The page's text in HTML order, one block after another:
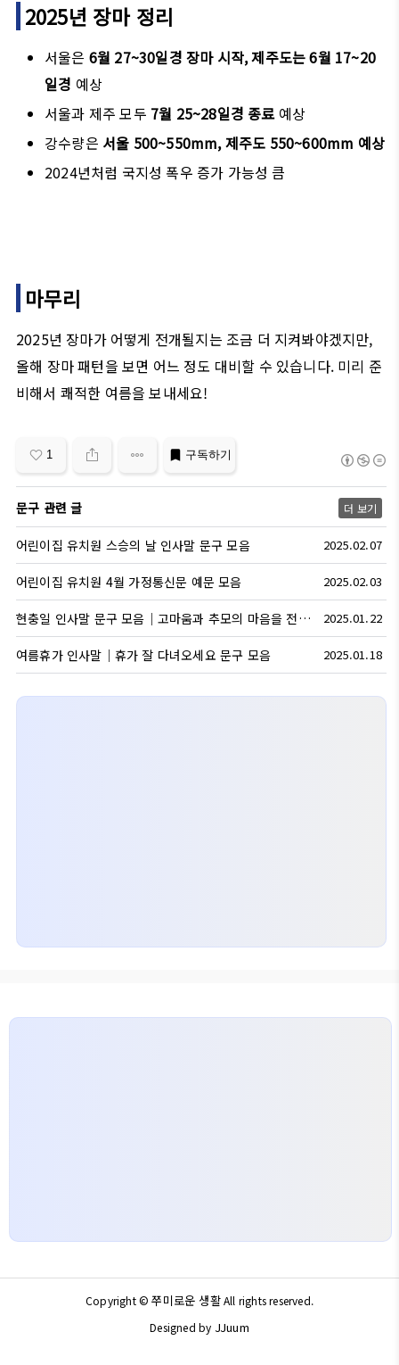
2025년 장마 정리
서울은 6월 27~30일경 장마 시작, 제주도는 6월 17~20
일경 예상
서울과 제주 모두 7월 25~28일경 종료예상
강수량은 서울 500~550mm, 제주도 550~600mm 예상
2024년처럼 국지성 폭우 증가 가능성 큼
마무리
2025년 장마가 어떻게 전개될지는 조금 더 지켜봐야겠지만,
올해 장마 패턴을 보면 어느 정도 대비할 수 있습니다. 미리 준
비해서 쾌적한 여름을 보내세요!
1 구독하기
문구 관련 글 더 보기
어린이집 유치원 스승의 날 인사말 문구 모음 2025.02.07
어린이집 유치원 4월 가정통신문 예문 모음 2025.02.03
현충일 인사말 문구 모음｜고마움과 추모의 마음을 전하세요 2025.01.22
여름휴가 인사말｜휴가 잘 다녀오세요 문구 모음 2025.01.18
Copyright ©쭈미로운 생활All rights reserved.
Designed by JJuum